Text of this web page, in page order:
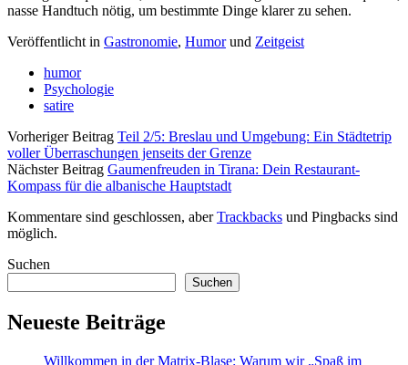
nasse Handtuch nötig, um bestimmte Dinge klarer zu sehen.
Veröffentlicht in Gastronomie, Humorund Zeitgeist
humor
Psychologie
satire
Vorheriger Beitrag Teil 2/5: Breslau und Umgebung: Ein Städtetrip
voller Überraschungen jenseits der Grenze
Nächster Beitrag Gaumenfreuden in Tirana: Dein Restaurant-
Kompass für die albanische Hauptstadt
Kommentare sind geschlossen, aberTrackbacks und Pingbacks sind
möglich.
Sidebar
Suchen
Suchen
Neueste Beiträge
Willkommen in der Matrix-Blase: Warum wir „Spaß im